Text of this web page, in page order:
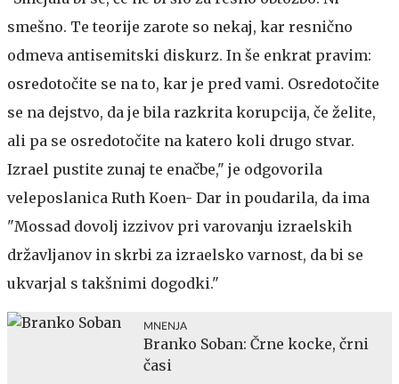
smešno. Te teorije zarote so nekaj, kar resnično
odmeva antisemitski diskurz. In še enkrat pravim:
osredotočite se na to, kar je pred vami. Osredotočite
se na dejstvo, da je bila razkrita korupcija, če želite,
ali pa se osredotočite na katero koli drugo stvar.
Izrael pustite zunaj te enačbe," je odgovorila
veleposlanica Ruth Koen- Dar in poudarila, da ima
"Mossad dovolj izzivov pri varovanju izraelskih
državljanov in skrbi za izraelsko varnost, da bi se
ukvarjal s takšnimi dogodki."
MNENJA
Branko Soban: Črne kocke, črni
časi